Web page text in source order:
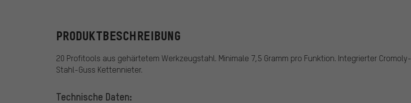
PRODUKTBESCHREIBUNG
20 Profitools aus gehärtetem Werkzeugstahl. Minimale 7,5 Gramm pro Funktion. Integrierter Cromoly-
Stahl-Guss Kettennieter.
Technische Daten: